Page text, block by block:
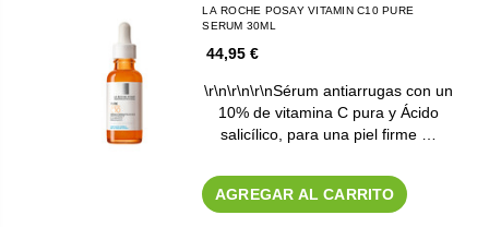
LA ROCHE POSAY VITAMIN C10 PURE
SERUM 30ML
44,95 €
\r\n\r\n\r\nSérum antiarrugas con un
10% de vitamina C pura y Ácido
salicílico, para una piel firme …
AGREGAR AL CARRITO